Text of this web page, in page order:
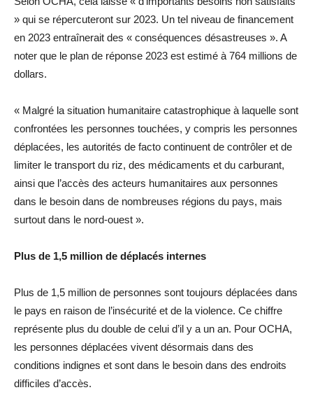
» qui se répercuteront sur 2023. Un tel niveau de financement
en 2023 entraînerait des « conséquences désastreuses ». A
noter que le plan de réponse 2023 est estimé à 764 millions de
dollars.
« Malgré la situation humanitaire catastrophique à laquelle sont
confrontées les personnes touchées, y compris les personnes
déplacées, les autorités de facto continuent de contrôler et de
limiter le transport du riz, des médicaments et du carburant,
ainsi que l’accès des acteurs humanitaires aux personnes
dans le besoin dans de nombreuses régions du pays, mais
surtout dans le nord-ouest ».
Plus de 1,5 million de déplacés internes
Plus de 1,5 million de personnes sont toujours déplacées dans
le pays en raison de l’insécurité et de la violence. Ce chiffre
représente plus du double de celui d’il y a un an. Pour OCHA,
les personnes déplacées vivent désormais dans des
conditions indignes et sont dans le besoin dans des endroits
difficiles d’accès.